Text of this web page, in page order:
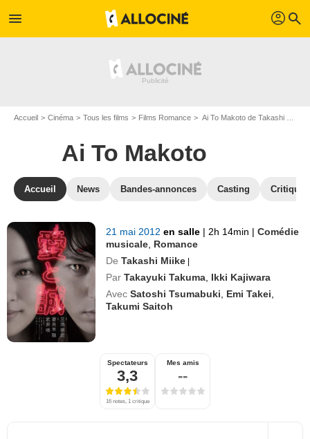
menu profil search
Accueil Cinéma Tous les films Films Romance Ai To Makoto de Takashi Miike
Ai To Makoto
Accueil News Bandes-annonces Casting
21 mai 2012en salle | 2h 14min | Comédie
musicale Romance
De Takashi Miike
Par Takayuki Takuma Ikki Kajiwara
Avec Satoshi Tsumabuki Emi Takei
Takumi Saitoh
Spectateurs
3,3
16 notes, 1 critique
Mes amis
--